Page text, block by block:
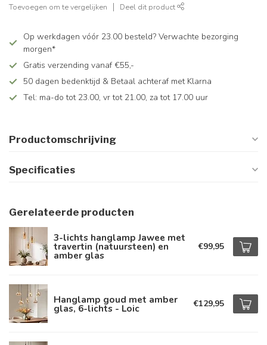
Toevoegen om te vergelijken Deel dit product
Op werkdagen vóór 23.00 besteld? Verwachte bezorging
morgen*
Gratis verzending vanaf €55,-
50 dagen bedenktijd & Betaal achteraf met Klarna
Tel: ma-do tot 23.00, vr tot 21.00, za tot 17.00 uur
Productomschrijving
Specificaties
Gerelateerde producten
3-lichts hanglamp Jawee met
travertin (natuursteen) en
amber glas
€99,95
Hanglamp goud met amber
glas, 6-lichts - Loic €129,95